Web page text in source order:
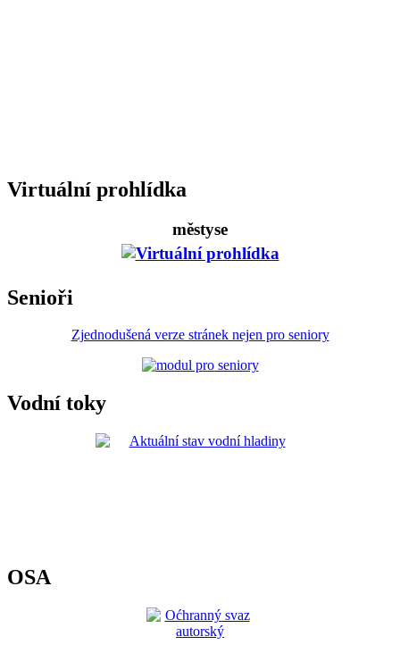
Virtuální prohlídka
městyse
Senioři
Zjednodušená verze stránek nejen pro seniory
Vodní toky
OSA